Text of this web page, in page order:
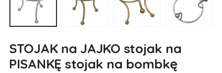
STOJAK na JAJKO stojak na
PISANKĘ stojak na bombkę